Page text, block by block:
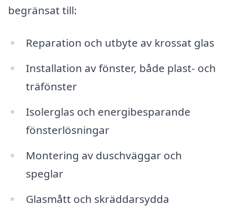
begränsat till:
Reparation och utbyte av krossat glas
Installation av fönster, både plast- och
träfönster
Isolerglas och energibesparande
fönsterlösningar
Montering av duschväggar och
speglar
Glasmått och skräddarsydda